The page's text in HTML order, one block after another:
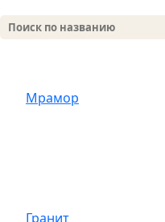
Мрамор
Гранит